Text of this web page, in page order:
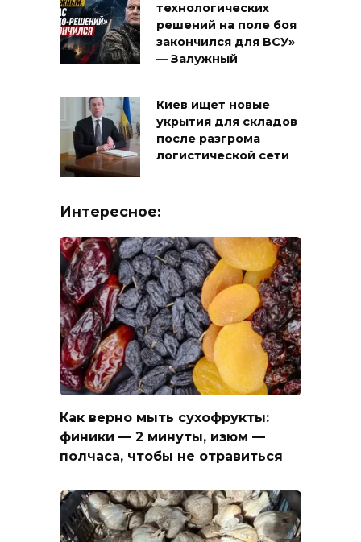
технологических
решений на поле боя
закончился для ВСУ»
— Залужный
Киев ищет новые
укрытия для складов
после разгрома
логистической сети
Интересное:
Как верно мыть сухофрукты:
финики — 2 минуты, изюм —
полчаса, чтобы не отравиться